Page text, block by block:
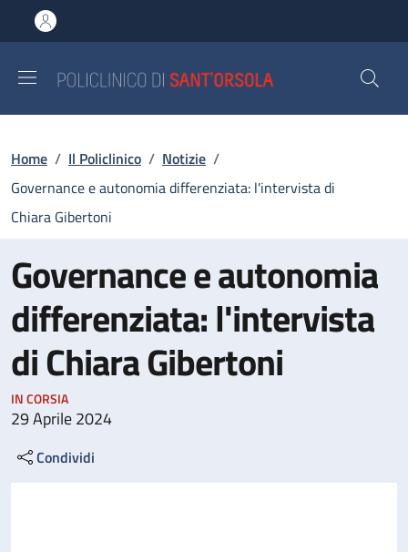
al contenuto principale
to footer content
Briciole di pane
Home / Il Policlinico / Notizie /
Governance e autonomia differenziata: l'intervista di
Chiara Gibertoni
Governance e autonomia
differenziata: l'intervista
di Chiara Gibertoni
IN CORSIA
29 Aprile 2024
Condividi